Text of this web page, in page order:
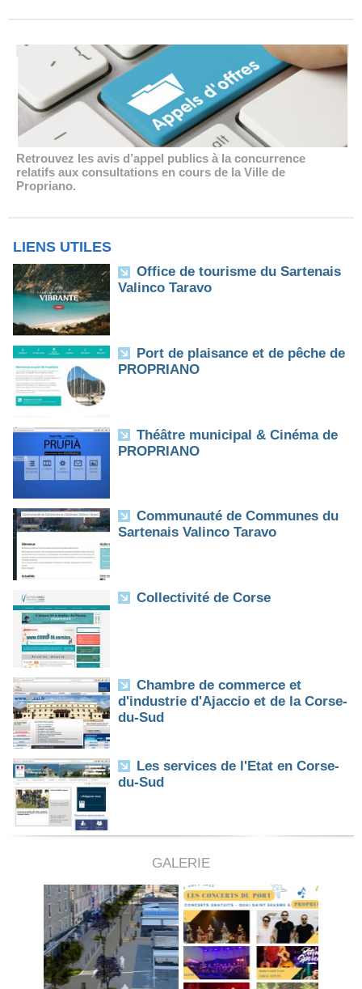
Retrouvez les avis d’appel publics à la concurrence
relatifs aux consultations en cours de la Ville de
Propriano.
LIENS UTILES
Office de tourisme du Sartenais
Valinco Taravo
Port de plaisance et de pêche de
PROPRIANO
Théâtre municipal & Cinéma de
PROPRIANO
Communauté de Communes du
Sartenais Valinco Taravo
Collectivité de Corse
Chambre de commerce et
d'industrie d'Ajaccio et de la Corse-
du-Sud
Les services de l'Etat en Corse-
du-Sud
GALERIE